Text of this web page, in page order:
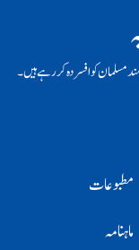
مسلمان کو افسردہ کر رہے ہیں۔
مطبوعات
ماہنامہ